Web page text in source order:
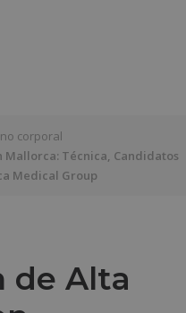
corporal
Mallorca: Técnica, Candidatos
Medical Group
de Alta